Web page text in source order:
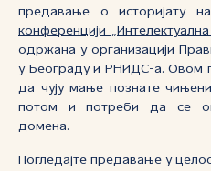
предавање о историјату
конференцији
одржана у организацији
у Београду и РНИДС-а. Овом
да чују мање познате
потом и потреби да се
домена.
Погледајте предавање у